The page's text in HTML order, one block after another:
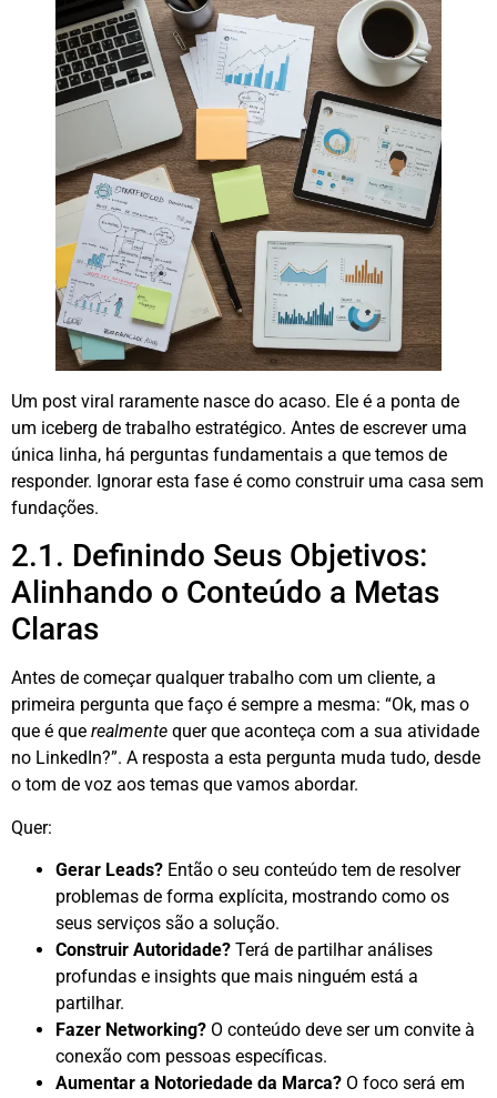
Um post viral raramente nasce do acaso. Ele é a ponta de
um iceberg de trabalho estratégico. Antes de escrever uma
única linha, há perguntas fundamentais a que temos de
responder. Ignorar esta fase é como construir uma casa sem
fundações.
2.1. Definindo Seus Objetivos:
Alinhando o Conteúdo a Metas
Claras
Antes de começar qualquer trabalho com um cliente, a
primeira pergunta que faço é sempre a mesma: “Ok, mas o
que é que realmente quer que aconteça com a sua atividade
no LinkedIn?”. A resposta a esta pergunta muda tudo, desde
o tom de voz aos temas que vamos abordar.
Quer:
Gerar Leads? Então o seu conteúdo tem de resolver
problemas de forma explícita, mostrando como os
seus serviços são a solução.
Construir Autoridade? Terá de partilhar análises
profundas e insights que mais ninguém está a
partilhar.
Fazer Networking? O conteúdo deve ser um convite à
conexão com pessoas específicas.
Aumentar a Notoriedade da Marca? O foco será em